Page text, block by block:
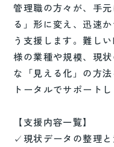
管理職の方々が、手
る」形に変え、迅速
う支援します。難し
様の業種や規模、現
な「見える化」の方
トータルでサポートし
【支援内容一覧】
✓現状データの整理